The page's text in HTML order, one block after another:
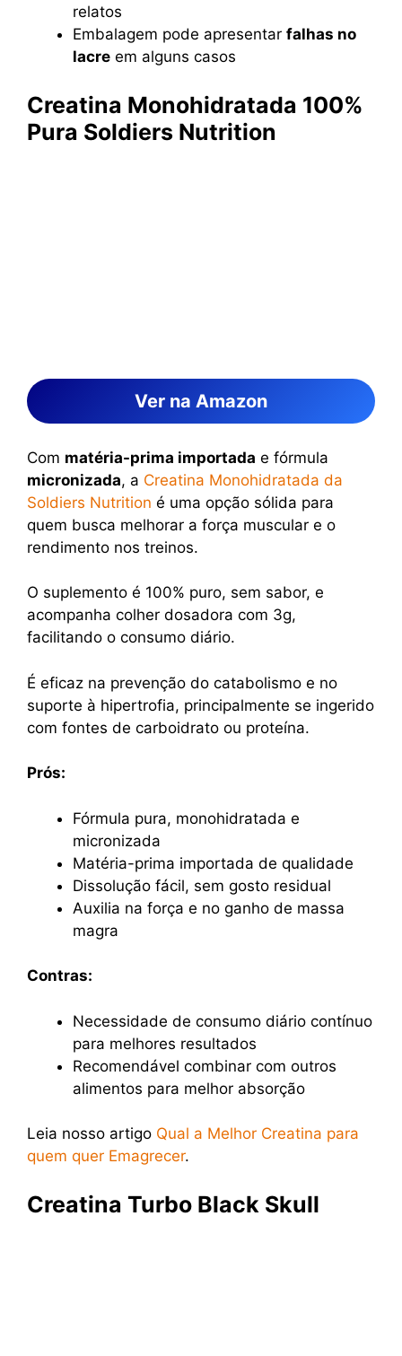
relatos
Embalagem pode apresentar falhas no
lacre em alguns casos
Creatina Monohidratada 100%
Pura Soldiers Nutrition
Ver na Amazon
Com matéria-prima importada e fórmula
micronizada, a Creatina Monohidratada da
Soldiers Nutrition é uma opção sólida para
quem busca melhorar a força muscular e o
rendimento nos treinos.
O suplemento é 100% puro, sem sabor, e
acompanha colher dosadora com 3g,
facilitando o consumo diário.
É eficaz na prevenção do catabolismo e no
suporte à hipertrofia, principalmente se ingerido
com fontes de carboidrato ou proteína.
Prós:
Fórmula pura, monohidratada e
micronizada
Matéria-prima importada de qualidade
Dissolução fácil, sem gosto residual
Auxilia na força e no ganho de massa
magra
Contras:
Necessidade de consumo diário contínuo
para melhores resultados
Recomendável combinar com outros
alimentos para melhor absorção
Leia nosso artigo Qual a Melhor Creatina para
quem quer Emagrecer.
Creatina Turbo Black Skull